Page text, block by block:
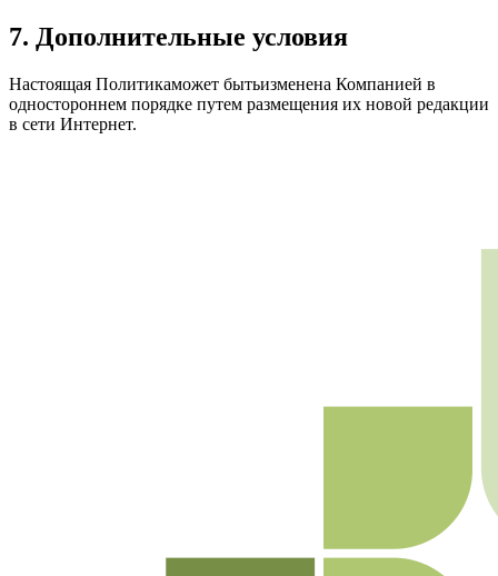
7. Дополнительные условия
Настоящая Политикаможет бытьизменена Компанией в
одностороннем порядке путем размещения их новой редакции
в сети Интернет.